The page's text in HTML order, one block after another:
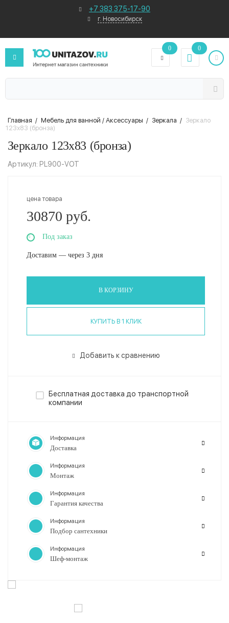
+7 383 375-17-90
г. Новосибирск
0 0
Главная / Мебель для ванной / Аксессуары / Зеркала / Зеркало
123х83 (бронза)
Зеркало 123х83 (бронза)
Артикул: PL900-VOT
цена товара
30870 руб.
Под заказ
Доставим — через 3 дня
В КОРЗИНУ
КУПИТЬ В 1 КЛИК
Добавить к сравнению
Бесплатная доставка до транспортной
компании
Информация
Доставка
Информация
Монтаж
Информация
Гарантия качества
Информация
Подбор сантехники
Информация
Шеф-монтаж